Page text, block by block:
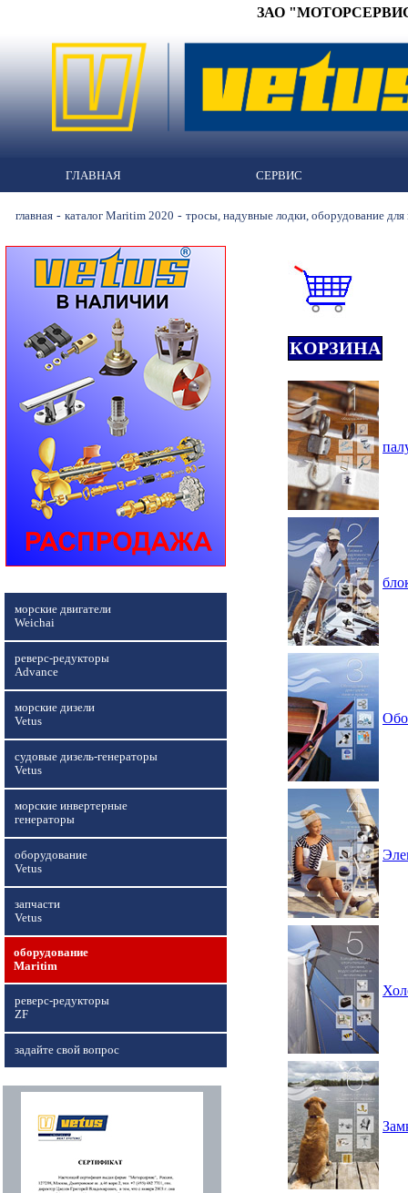
ЗАО "МОТОРСЕРВИС"
ГЛАВНАЯ СЕРВИС
главная - каталог Maritim 2020 - тросы, надувные лодки, оборудование для
морские двигатели
Weichai
реверс-редукторы
Advance
морские дизели
Vetus
судовые дизель-генераторы
Vetus
морские инвертерные
генераторы
оборудование
Vetus
запчасти
Vetus
оборудование
Maritim
реверс-редукторы
ZF
задайте свой вопрос
КОРЗИНА